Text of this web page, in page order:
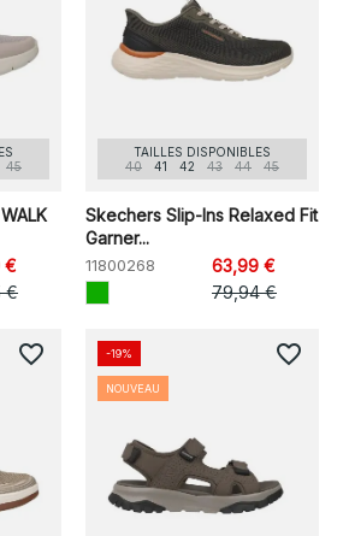
45
€
€
TAILLES DISPONIBLES
40
41 42 43 44 45
Skechers Slip-Ins Relaxed Fit
Garner...
11800268
63,99 €
79,94 €
favorite_border -19%
NOUVEAU
favorite_border